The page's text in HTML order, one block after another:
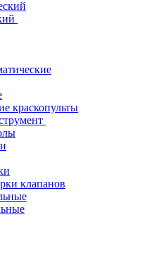
краскопульты
клапанов